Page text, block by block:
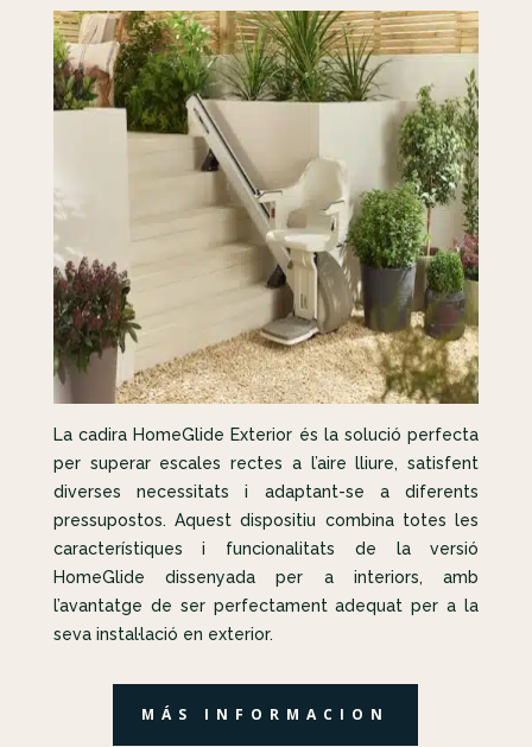
La cadira HomeGlide Exterior és la solució perfecta
per superar escales rectes a l’aire lliure, satisfent
diverses necessitats i adaptant-se a diferents
pressupostos. Aquest dispositiu combina totes les
característiques i funcionalitats de la versió
HomeGlide dissenyada per a interiors, amb
l’avantatge de ser perfectament adequat per a la
seva instal·lació en exterior.
MÁS INFORMACION